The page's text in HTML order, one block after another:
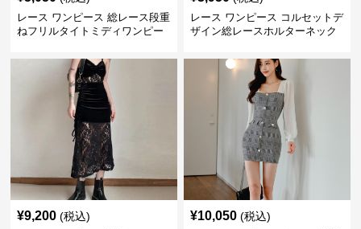
レース ワンピース 総レース段重
ねフリルタイトミディワンピー
レース ワンピース コルセットデ
ザイン総レースホルターネック
¥9,200 (税込) ¥10,050 (税込)